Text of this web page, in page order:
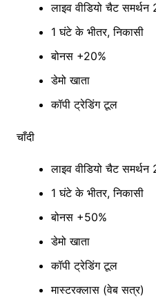
लाइव वीडियो चैट
1 घंटे के भीतर, निकासी
बोनस +20%
डेमो खाता
कॉपी ट्रेडिंग टूल
चाँदी
लाइव वीडियो चैट
1 घंटे के भीतर, निकासी
बोनस +50%
डेमो खाता
कॉपी ट्रेडिंग टूल
मास्टरक्लास (वेब सत्र)